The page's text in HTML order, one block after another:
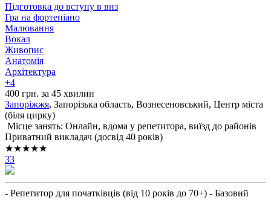
Підготовка до вступу в внз
Гра на фортепіано
Малювання
Вокал
Живопис
Анатомія
Архітектура
+4
400 грн. за 45 хвилин
Запоріжжя, Запорізька область, Вознесеновський, Центр міста
(біля цирку)
Місце занять: Онлайн, вдома у репетитора, виїзд до районів
Приватний викладач (досвід 40 років)
★★★★★
33
- Репетитор для початківців (від 10 років до 70+) - Базовий